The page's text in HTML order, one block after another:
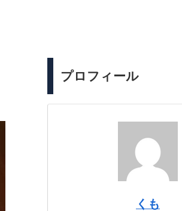
プロフィール
くも